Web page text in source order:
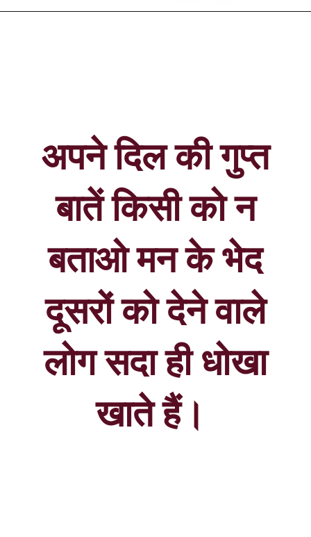
अपने दिल की गुप्त
बातें किसी को न
बताओ मन के भेद
दूसरों को देने वाले
लोग सदा ही धोखा
खाते हैं।